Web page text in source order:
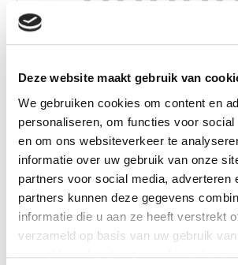
Deze website maakt gebruik van
We gebruiken cookies om content en
personaliseren, om functies voor social
en om ons websiteverkeer te
informatie over uw gebruik van onze
partners voor social media, adverteren
partners kunnen deze gegevens
informatie die u aan ze heeft verstrekt
verzameld op basis van uw gebruik